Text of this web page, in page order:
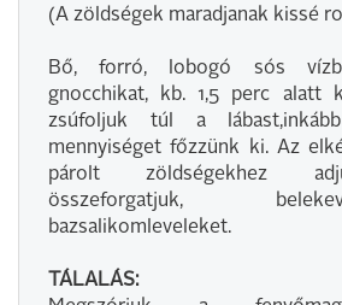
(A zöldségek maradjanak kissé
Bő, forró, lobogó sós
gnocchikat, kb. 1,5 perc alatt
zsúfoljuk túl a
mennyiséget főzzünk ki. Az
párolt zöldségekhez
összeforgatjuk,
bazsalikomleveleket.
TÁLALÁS: